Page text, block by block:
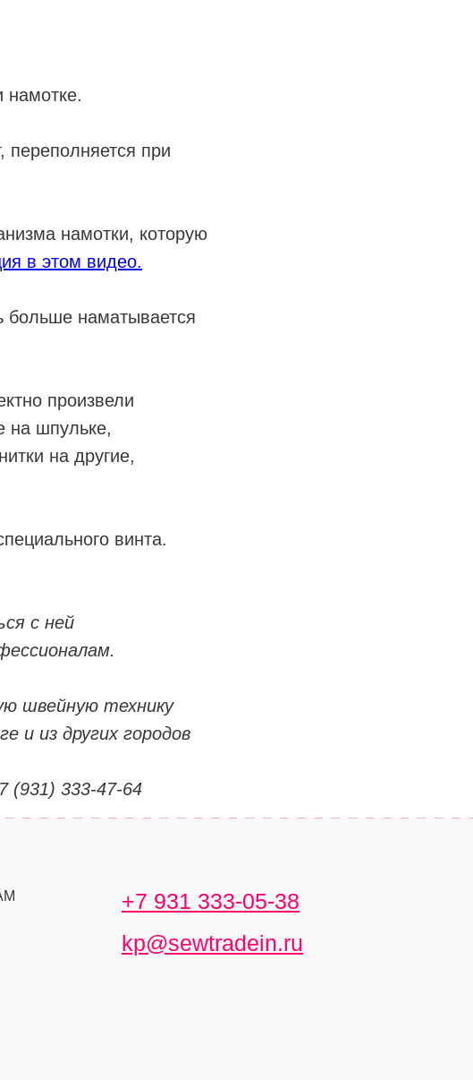
переполняется при
намотки, которую
в этом видео.
больше наматывается
произвели
на шпульке,
на другие,
винта.
с ней
швейную технику
и из других городов
(931) 333-47-64
+7 931 333-05-38
kp@sewtradein.ru